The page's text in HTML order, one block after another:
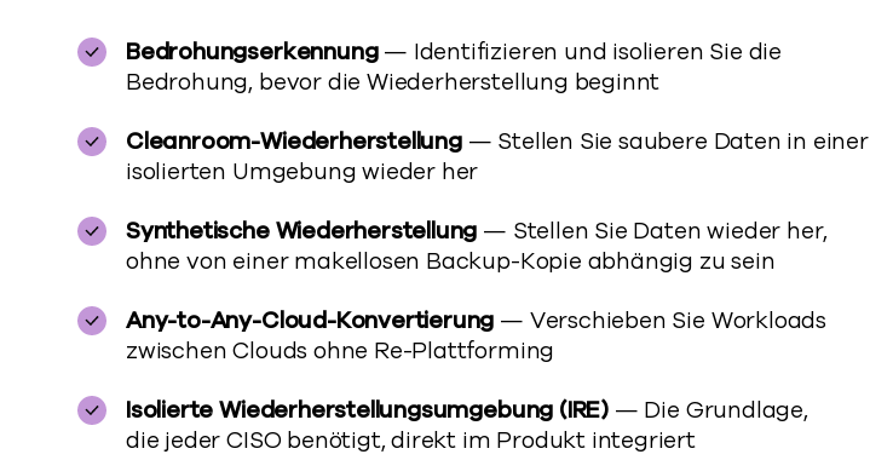
Bedrohungserkennung— Identifizieren und isolieren Sie die
Bedrohung, bevor die Wiederherstellung beginnt
Cleanroom-Wiederherstellung— Stellen Sie saubere Daten in einer
isolierten Umgebung wieder her
Synthetische Wiederherstellung — Stellen Sie Daten wieder her,
ohne von einer makellosen Backup-Kopie abhängig zu sein
Any-to-Any-Cloud-Konvertierung — Verschieben Sie Workloads
zwischen Clouds ohne Re-Plattforming
Isolierte Wiederherstellungsumgebung (IRE) — Die Grundlage,
die jeder CISO benötigt, direkt im Produkt integriert